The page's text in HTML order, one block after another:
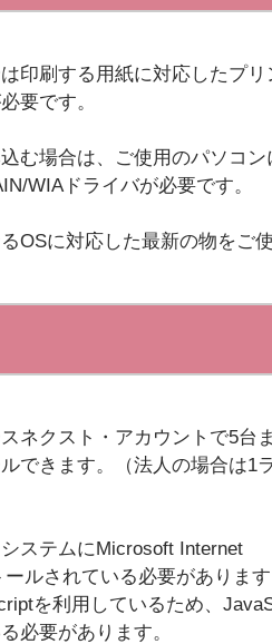
印刷する用紙に対応したプリ
要です。
む場合は、ご使用のパソコン
WIAドライバが必要です。
OSに対応した最新の物をご
ネクスト・アカウントで5台
できます。（法人の場合は1
ステムにMicrosoft Internet
ルされている必要がありま
を利用しているため、
必要があります。